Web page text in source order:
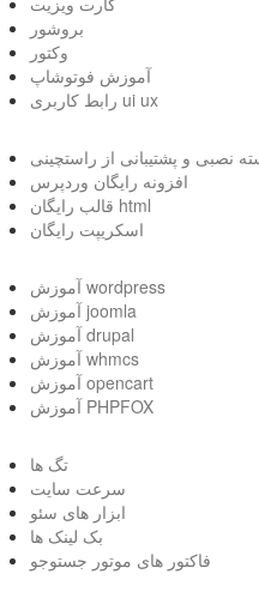
بروشور
وکتور
آموزش فوتوشاپ
رابط کاربری ui ux
نصبی و پشتیبانی از راستچینی
افزونه رایگان وردپرس
قالب رایگان html
اسکریپت رایگان
آموزش wordpress
آموزش joomla
آموزش drupal
آموزش whmcs
آموزش opencart
آموزش PHPFOX
تگ ها
سرعت سایت
ابزار های سئو
بک لینک ها
فاکتور های موتور جستوجو